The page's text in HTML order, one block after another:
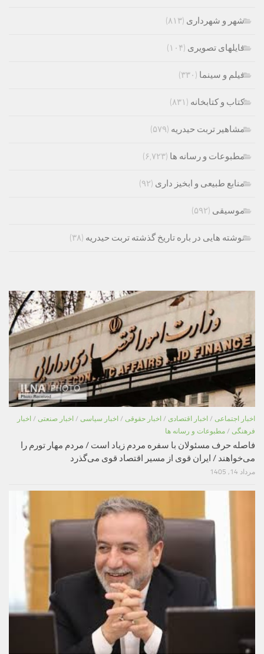
شهر و شهرداری (۸۱۳)
فایلهای تصویری (۱۰۴)
فیلم و سینما (۳۳۰)
کتاب و کتابخانه (۸۳۱)
مشاهیر تربت حیدریه (۵۷۹)
مطبوعات و رسانه ها (۶,۷۲۳)
منابع طبیعی و ابخیز داری (۹۲)
موسیقی (۵۹۲)
نوشته هایی در باره تاریخ گذشته تربت حیدریه (۳۸)
اخبار اجتماعی / اخبار اقتصادی / اخبار حقوقی / اخبار سیاسی / اخبار صنعتی / اخبار
فرهنگی / مطبوعات و رسانه ها
فاصله حرف مسئولان با سفره مردم زیاد است / مردم مهار تورم را
می‌خواهند / ایران قوی از مسیر اقتصاد قوی می‌گذرد
مرداد 14, 1405